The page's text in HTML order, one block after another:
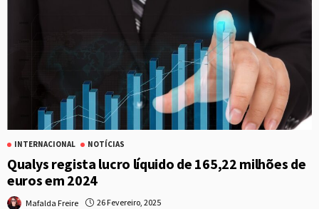
INTERNACIONAL NOTÍCIAS
Qualys regista lucro líquido de 165,22 milhões de
euros em 2024
Mafalda Freire 26 Fevereiro, 2025